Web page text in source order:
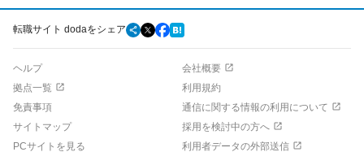
転職サイト dodaをシェア
ヘルプ
会社概要
拠点一覧
利用規約
免責事項
通信に関する情報の利用について
サイトマップ
採用を検討中の方へ
PCサイトを見る
利用者データの外部送信